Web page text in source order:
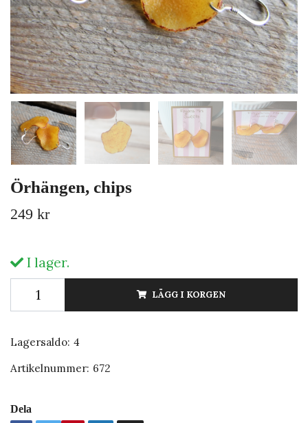
Örhängen, chips
249 kr
I lager.
LÄGG I KORGEN
Lagersaldo: 4
Artikelnummer: 672
Dela